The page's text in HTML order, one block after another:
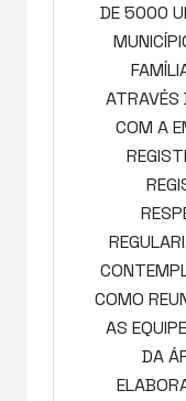
DE 5000
ATRAVÉS
COM A
COMO
AS
DA